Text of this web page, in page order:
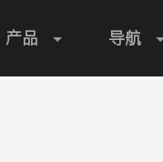
产品 导航